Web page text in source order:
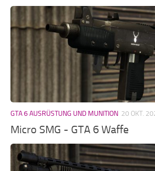
GTA 6 AUSRÜSTUNG UND MUNITION 20 OKT.
Micro SMG - GTA 6 Waffe